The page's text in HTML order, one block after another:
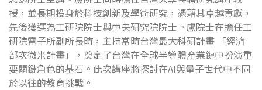
授，並長期投身於科技創新及學術研究，憑藉其卓越貢獻，
先後獲選為工研院院士與中央研究院院士。盧院士在擔任工
研院電子所副所長時，主持當時台灣最大科研計畫 「經濟
部次微米計畫」，奠定了台灣在全球半導體產業鏈中扮演重
要關鍵角色的基石。此次講座將探討在AI與量子世代中不同
於以往的教育挑戰。